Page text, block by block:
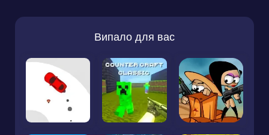
Випало для вас